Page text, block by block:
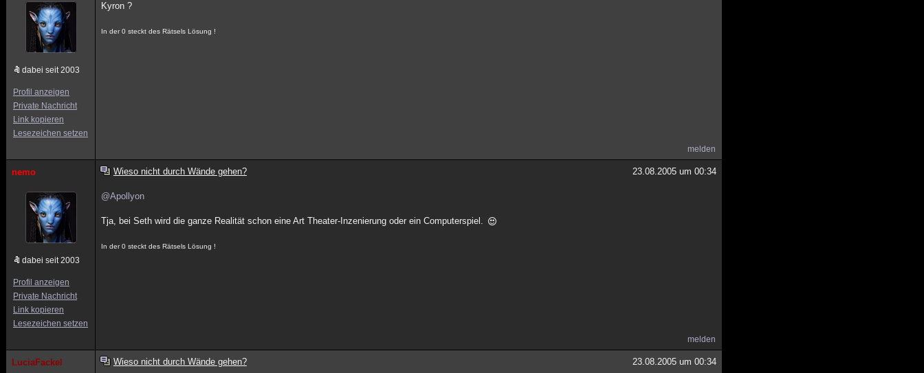
dabei seit 2003
Profil anzeigen
Private Nachricht
Link kopieren
Lesezeichen setzen
Kyron ?
In der 0 steckt des Rätsels Lösung !
melden
nemo
dabei seit 2003
Profil anzeigen
Private Nachricht
Link kopieren
Lesezeichen setzen
Wieso nicht durch Wände gehen? 23.08.2005 um 00:34
@Apollyon
Tja, bei Seth wird die ganze Realität schon eine Art Theater-Inzenierung oder ein Computerspiel.
In der 0 steckt des Rätsels Lösung !
melden
LuciaFackel Wieso nicht durch Wände gehen? 23.08.2005 um 00:34